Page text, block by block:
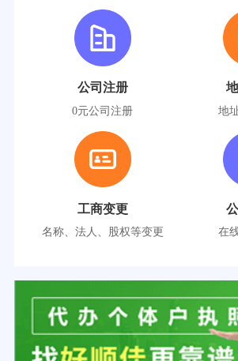
公司注册
0元公司注册 地
工商变更
名称、法人、股权等变更 在